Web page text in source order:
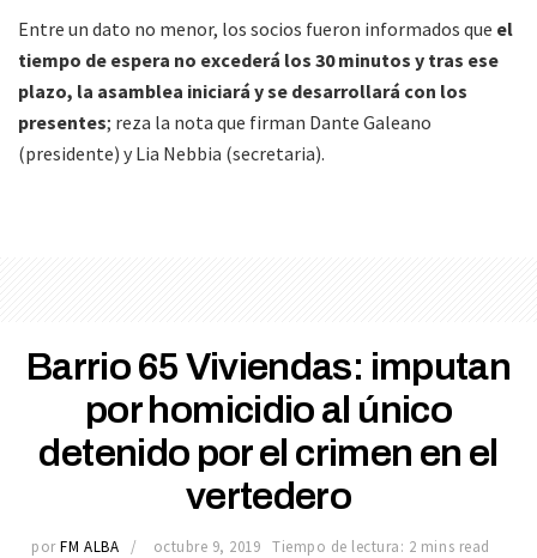
Entre un dato no menor, los socios fueron informados que el
tiempo de espera no excederá los 30 minutos y tras ese
plazo, la asamblea iniciará y se desarrollará con los
presentes; reza la nota que firman Dante Galeano
(presidente) y Lia Nebbia (secretaria).
Barrio 65 Viviendas: imputan
por homicidio al único
detenido por el crimen en el
vertedero
por FM ALBA octubre 9, 2019 Tiempo de lectura: 2 mins read